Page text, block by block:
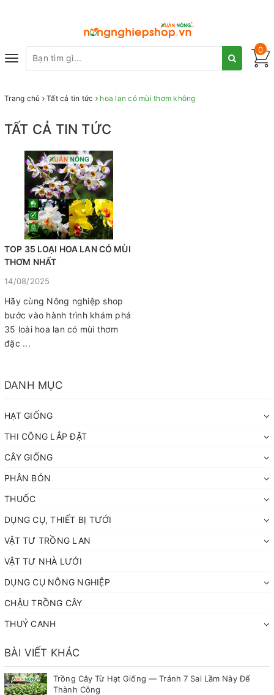
Toggle
0
Trang chủ Tất cả tin tức hoa lan có mùi thơm không
TẤT CẢ TIN TỨC
TOP 35 LOẠI HOA LAN CÓ MÙI
THƠM NHẤT
14/08/2025
Hãy cùng Nông nghiệp shop
bước vào hành trình khám phá
35 loài hoa lan có mùi thơm
đặc ...
DANH MỤC
HẠT GIỐNG
THI CÔNG LẮP ĐẶT
CÂY GIỐNG
PHÂN BÓN
THUỐC
DỤNG CỤ, THIẾT BỊ TƯỚI
VẬT TƯ TRỒNG LAN
VẬT TƯ NHÀ LƯỚI
DỤNG CỤ NÔNG NGHIỆP
CHẬU TRỒNG CÂY
THUỶ CANH
BÀI VIẾT KHÁC
Trồng Cây Từ Hạt Giống — Tránh 7 Sai Lầm Này Để
Thành Công